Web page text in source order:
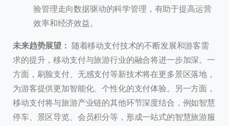
验管理走向数据驱动的科学管理，有助于提高运营
效率和经济效益。
未来趋势展望： 随着移动支付技术的不断发展和游客需
求的提升，移动支付与旅游行业的融合将进一步加深。一
方面，刷脸支付、无感支付等新技术将在更多景区落地，
为游客提供更加智能化、个性化的支付体验。另一方面，
移动支付将与旅游产业链的其他环节深度结合，例如智慧
停车、景区导览、会员积分等，形成一站式的智慧旅游服